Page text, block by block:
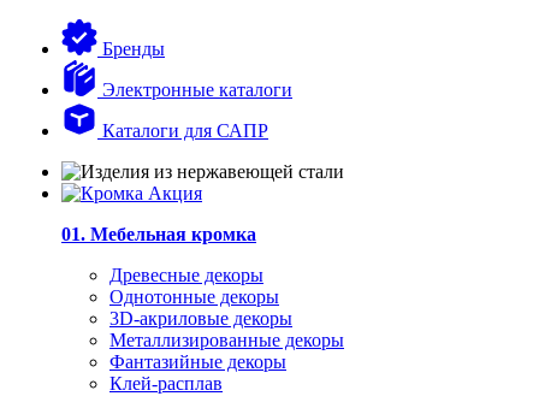
Бренды
Электронные каталоги
Каталоги для САПР
01. Мебельная кромка
Древесные декоры
Однотонные декоры
3D-акриловые декоры
Металлизированные декоры
Фантазийные декоры
Клей-расплав